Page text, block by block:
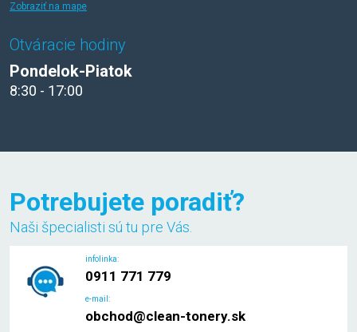
Zobraziť na mape
Otváracie hodiny
Pondelok-Piatok
8:30 - 17:00
Potrebujete poradiť?
Naši špecialisti sú tu pre Vás.
infolinka:
0911 771 779
e-mail:
obchod@clean-tonery.sk